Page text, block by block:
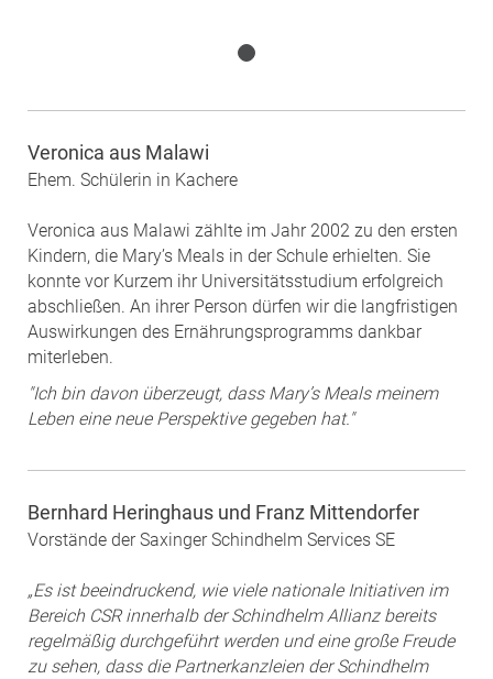
Veronica aus Malawi
Ehem. Schülerin in Kachere
Veronica aus Malawi zählte im Jahr 2002 zu den ersten
Kindern, die Mary’s Meals in der Schule erhielten. Sie
konnte vor Kurzem ihr Universitätsstudium erfolgreich
abschließen. An ihrer Person dürfen wir die langfristigen
Auswirkungen des Ernährungsprogramms dankbar
miterleben.
"Ich bin davon überzeugt, dass Mary’s Meals meinem
Leben eine neue Perspektive gegeben hat."
Bernhard Heringhaus und Franz Mittendorfer
Vorstände der Saxinger Schindhelm Services SE
„Es ist beeindruckend, wie viele nationale Initiativen im
Bereich CSR innerhalb der Schindhelm Allianz bereits
regelmäßig durchgeführt werden und eine große Freude
zu sehen, dass die Partnerkanzleien der Schindhelm